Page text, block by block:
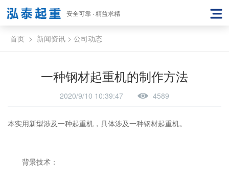
安全可靠 · 精益求精
首页 > 新闻资讯 > 公司动态
一种钢材起重机的制作方法
2020/9/10 10:39:47 4589
本实用新型涉及一种起重机，具体涉及一种钢材起重机。
背景技术：